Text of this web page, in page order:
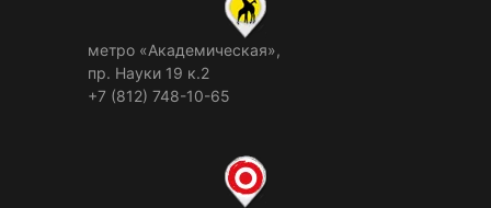
метро «Академическая»,
пр. Науки 19 к.2
+7 (812) 748-10-65